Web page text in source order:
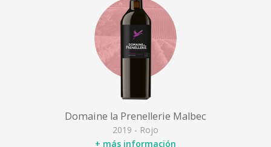
Domaine la Prenellerie Malbec
2019 - Rojo
+ más información